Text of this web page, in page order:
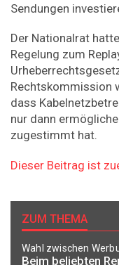
Sendungen
Der Nationalrat
Regelung zum
Rechtskommission
dass
nur dann
zugestimmt hat.
Dieser Beitrag ist
ZUM THEMA
Wahl zwischen
Beim beliebten